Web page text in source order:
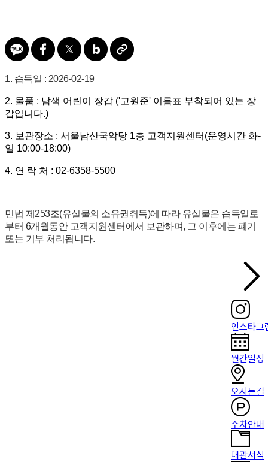
1. 습득일 : 2026-02-19
2. 물품 : 남색 어린이 장갑 ('고원준' 이름표 부착되어 있는 장
갑입니다.)
3. 보관장소 : 서울남산국악당 1층 고객지원센터(운영시간 화-
일 10:00-18:00)
4. 연 락 처 : 02-6358-5500
민법 제253조(유실물의 소유권취득)에 따라 유실물은 습득일로
부터 6개월동안 고객지원센터에서 보관하며, 그 이후에는 폐기
또는 기부 처리됩니다.
인스타그
월간일정
오시는길
주차안내
대관서식